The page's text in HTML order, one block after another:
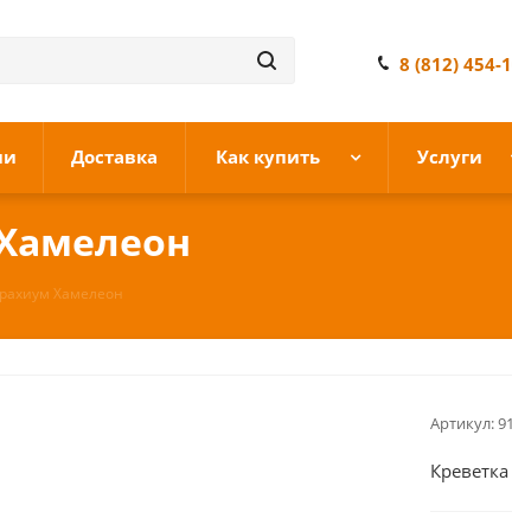
8 (812) 454-
Доставка Как купить Услуги
Хамелеон
Артикул: